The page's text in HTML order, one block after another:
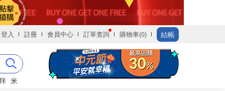
登入 註冊 會員中心 訂單查詢 購物車(0) 結帳
米